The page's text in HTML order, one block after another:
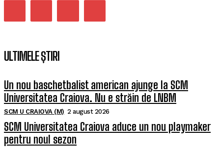
ULTIMELE ȘTIRI
Un nou baschetbalist american ajunge la SCM
Universitatea Craiova. Nu e străin de LNBM
SCM U CRAIOVA (M) 2 august 2026
SCM Universitatea Craiova aduce un nou playmaker
pentru noul sezon